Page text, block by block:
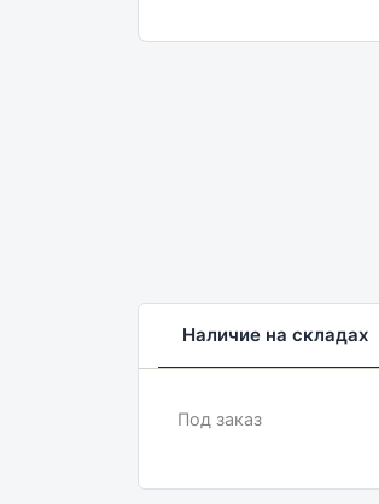
Наличие на складах
Под заказ